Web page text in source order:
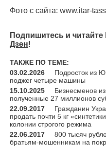
Фото с сайта: www.itar-
Подпишитесь и читайте
Дзен!
ТАКЖЕ ПО ТЕМЕ:
03.02.2026
Подросток из
поджег четыре машины
15.10.2025
Бизнесменов
полученные 27 миллионов
22.09.2017
Гражданин
продать почти 5 кг
колонии строгого режима
22.06.2017
800 тысяч
братьям-мошенникам на